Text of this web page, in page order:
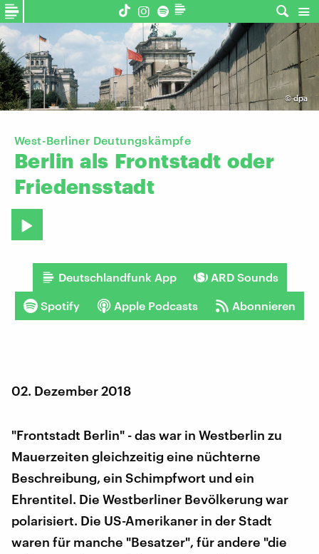
©dpa
West-Berliner Deutungskämpfe
Berlin als Frontstadt oder
Friedensstadt
Deutschlandfunk App ARD Sounds
Spotify Apple Podcasts Abonnieren
02. Dezember 2018
"Frontstadt Berlin" - das war in Westberlin zu
Mauerzeiten gleichzeitig eine nüchterne
Beschreibung, ein Schimpfwort und ein
Ehrentitel. Die Westberliner Bevölkerung war
polarisiert. Die US-Amerikaner in der Stadt
waren für manche "Besatzer", für andere "die